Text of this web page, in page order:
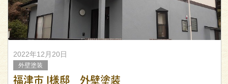
2022年12月20日
外壁塗装
福津市 I様邸 外壁塗装